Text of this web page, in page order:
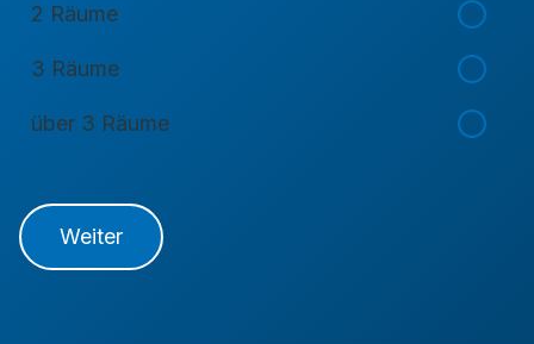
2 Räume
3 Räume
über 3 Räume
Weiter